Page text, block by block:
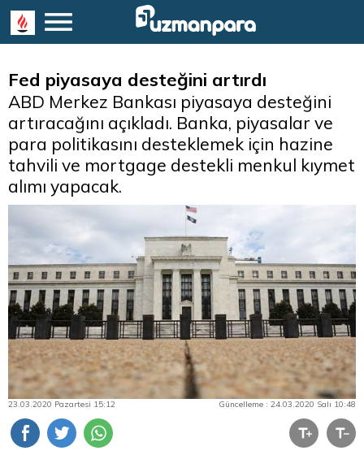
Fed piyasaya desteğini artırdı
ABD Merkez Bankası piyasaya desteğini
artıracağını açıkladı. Banka, piyasalar ve
para politikasını desteklemek için hazine
tahvili ve mortgage destekli menkul kıymet
alımı yapacak.
23.03.2020 Pazartesi 15:12 Güncelleme : 24.03.2020 Salı 10:48